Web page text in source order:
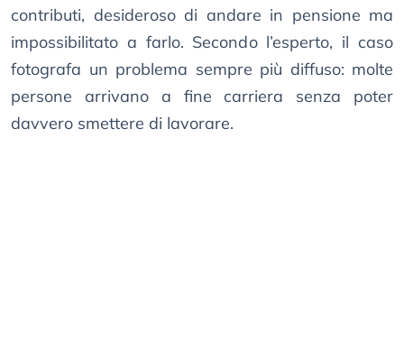
contributi, desideroso di andare in pensione ma
impossibilitato a farlo. Secondo l’esperto, il caso
fotografa un problema sempre più diffuso: molte
persone arrivano a fine carriera senza poter
davvero smettere di lavorare.